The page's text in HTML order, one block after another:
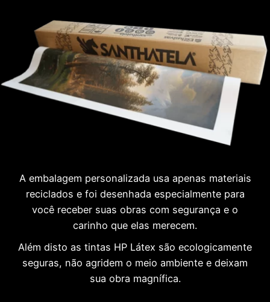
A embalagem personalizada usa apenas materiais
reciclados e foi desenhada especialmente para
você receber suas obras com segurança e o
carinho que elas merecem.
Além disto as tintas HP Látex são ecologicamente
seguras, não agridem o meio ambiente e deixam
sua obra magnífica.